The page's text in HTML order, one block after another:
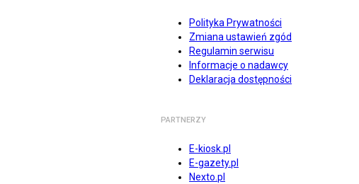
Polityka Prywatności
Zmiana ustawień zgód
Regulamin serwisu
Informacje o nadawcy
Deklaracja dostępności
PARTNERZY
E-kiosk.pl
E-gazety.pl
Nexto.pl